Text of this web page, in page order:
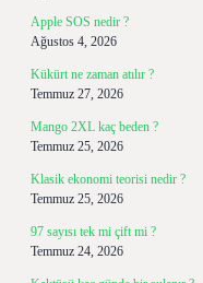
Apple SOS nedir ?
Ağustos 4, 2026
Kükürt ne zaman atılır ?
Temmuz 27, 2026
Mango 2XL kaç beden ?
Temmuz 25, 2026
Klasik ekonomi teorisi nedir ?
Temmuz 25, 2026
97 sayısı tek mi çift mi ?
Temmuz 24, 2026